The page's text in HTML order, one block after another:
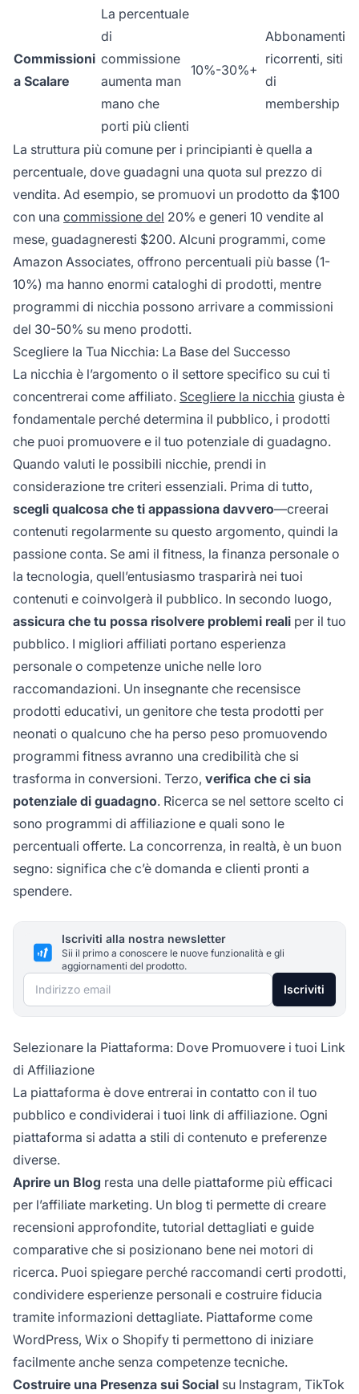
Commissioni
a Scalare
La percentuale
di
commissione
aumenta man
mano che
porti più clienti
10%-30%+
Abbonamenti
ricorrenti, siti
di
membership
La struttura più comune per i principianti è quella a
percentuale, dove guadagni una quota sul prezzo di
vendita. Ad esempio, se promuovi un prodotto da $100
con una commissione del 20% e generi 10 vendite al
mese, guadagneresti $200. Alcuni programmi, come
Amazon Associates, offrono percentuali più basse (1-
10%) ma hanno enormi cataloghi di prodotti, mentre
programmi di nicchia possono arrivare a commissioni
del 30-50% su meno prodotti.
Scegliere la Tua Nicchia: La Base del Successo
La nicchia è l’argomento o il settore specifico su cui ti
concentrerai come affiliato. Scegliere la nicchia giusta è
fondamentale perché determina il pubblico, i prodotti
che puoi promuovere e il tuo potenziale di guadagno.
Quando valuti le possibili nicchie, prendi in
considerazione tre criteri essenziali. Prima di tutto,
scegli qualcosa che ti appassiona davvero—creerai
contenuti regolarmente su questo argomento, quindi la
passione conta. Se ami il fitness, la finanza personale o
la tecnologia, quell’entusiasmo trasparirà nei tuoi
contenuti e coinvolgerà il pubblico. In secondo luogo,
assicura che tu possa risolvere problemi reali per il tuo
pubblico. I migliori affiliati portano esperienza
personale o competenze uniche nelle loro
raccomandazioni. Un insegnante che recensisce
prodotti educativi, un genitore che testa prodotti per
neonati o qualcuno che ha perso peso promuovendo
programmi fitness avranno una credibilità che si
trasforma in conversioni. Terzo, verifica che ci sia
potenziale di guadagno. Ricerca se nel settore scelto ci
sono programmi di affiliazione e quali sono le
percentuali offerte. La concorrenza, in realtà, è un buon
segno: significa che c’è domanda e clienti pronti a
spendere.
Iscriviti alla nostra newsletter
Sii il primo a conoscere le nuove funzionalità e gli
aggiornamenti del prodotto.
Indirizzo email Iscriviti
Selezionare la Piattaforma: Dove Promuovere i tuoi Link
di Affiliazione
La piattaforma è dove entrerai in contatto con il tuo
pubblico e condividerai i tuoi link di affiliazione. Ogni
piattaforma si adatta a stili di contenuto e preferenze
diverse.
Aprire un Blog resta una delle piattaforme più efficaci
per l’affiliate marketing. Un blog ti permette di creare
recensioni approfondite, tutorial dettagliati e guide
comparative che si posizionano bene nei motori di
ricerca. Puoi spiegare perché raccomandi certi prodotti,
condividere esperienze personali e costruire fiducia
tramite informazioni dettagliate. Piattaforme come
WordPress, Wix o Shopify ti permettono di iniziare
facilmente anche senza competenze tecniche.
Costruire una Presenza sui Social su Instagram, TikTok